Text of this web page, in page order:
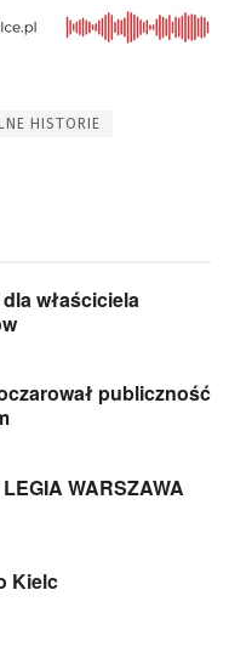
HISTORIE
właściciela
publiczność
WARSZAWA
Kielc